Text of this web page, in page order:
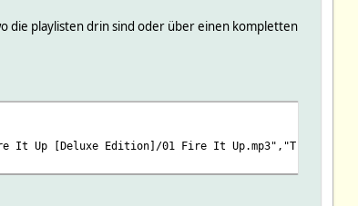
die playlisten drin sind oder über einen kompletten
[Deluxe Edition]/01 Fire It